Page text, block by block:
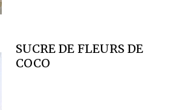
SUCRE DE FLEURS DE
COCO